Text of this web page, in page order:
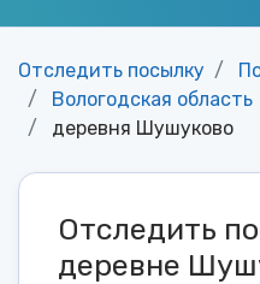
Отследить посылку
Вологодская область
деревня Шушуково
Отследить
деревне